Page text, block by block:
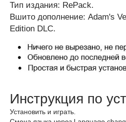
Тип издания: RePack.
Вшито дополнение: Adam's
Edition DLC.
Инструкция по
Установить и играть.